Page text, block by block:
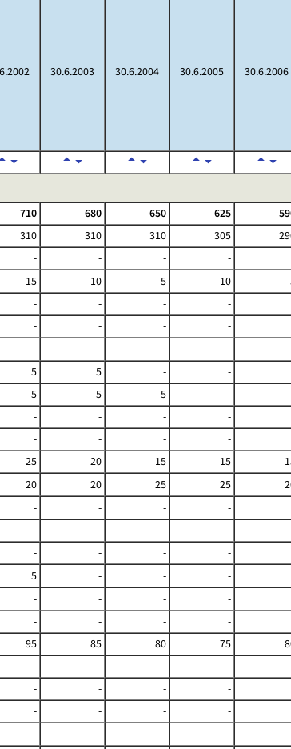
30.6.2003 30.6.2004 30.6.2005 30.6.2006
710 680 650 625
310 310 310 305
- - -
-
15 10 5 10
- - -
-
- - -
-
- - -
-
5 5 -
-
5 5 5
-
- - -
-
- - -
-
25 20 15 15
20 20 25 25
- - -
-
- - -
-
- - -
-
5 - -
-
- - -
-
- - -
-
95 85 80 75
- - -
-
- - -
-
- - -
-
- - -
-